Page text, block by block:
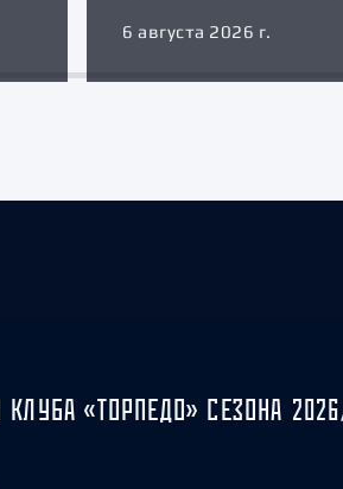
6 августа 2026 г.
«ТОРПЕДО» СЕЗОНА